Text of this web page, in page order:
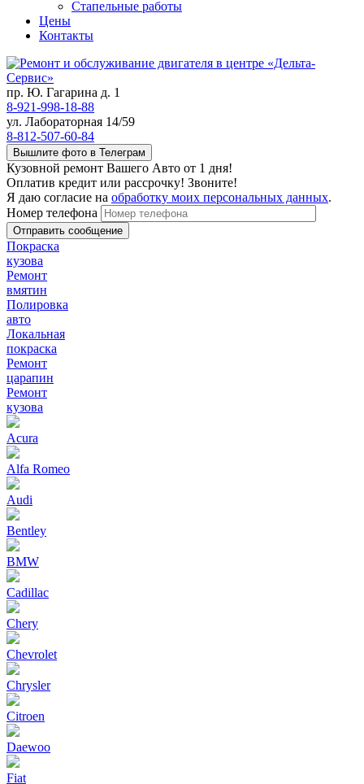
Стапельные работы
Цены
Контакты
пр. Ю. Гагарина д. 1
8-921-998-18-88
ул. Лабораторная 14/59
8-812-507-60-84
Вышлите фото в Телеграм
Кузовной ремонт Вашего Авто от 1 дня!
Оплатив кредит или рассрочку! Звоните!
Я даю согласие на обработку моих персональных данных.
Номер телефона
Покраска
кузова
Ремонт
вмятин
Полировка
авто
Локальная
покраска
Ремонт
царапин
Ремонт
кузова
Acura
Alfa Romeo
Audi
Bentley
BMW
Cadillac
Chery
Chevrolet
Chrysler
Citroen
Daewoo
Fiat